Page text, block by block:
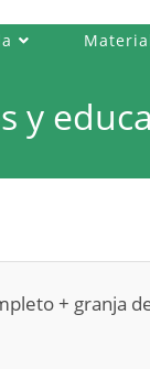
y
+ granja